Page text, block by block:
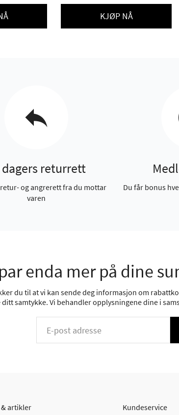
KJØP NÅ
dagers returrett
og angrerett fra du mottar
varen
Du får bonus
enda mer på dine
du til at vi kan sende deg informasjon om
samtykke. Vi behandler opplysningene dine i
artikler
Kundeservice